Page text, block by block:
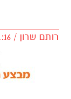
רותם שרון / 21:16 20.06.25